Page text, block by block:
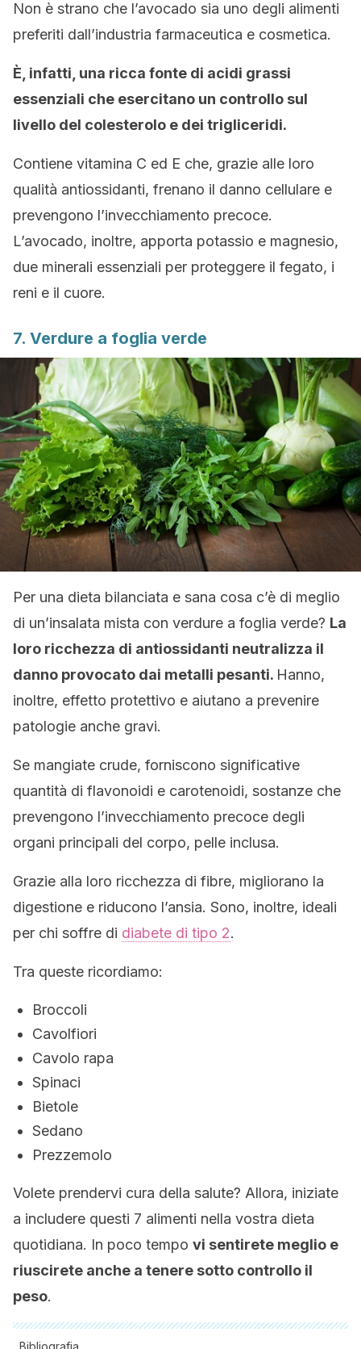
Non è strano che l’avocado sia uno degli alimenti
preferiti dall’industria farmaceutica e cosmetica.
È, infatti, una ricca fonte di acidi grassi
essenziali che esercitano un controllo sul
livello del colesterolo e dei trigliceridi.
Contiene vitamina C ed E che, grazie alle loro
qualità antiossidanti, frenano il danno cellulare e
prevengono l’invecchiamento precoce.
L’avocado, inoltre, apporta potassio e magnesio,
due minerali essenziali per proteggere il fegato, i
reni e il cuore.
7. Verdure a foglia verde
Per una dieta bilanciata e sana cosa c’è di meglio
di un’insalata mista con verdure a foglia verde? La
loro ricchezza di antiossidanti neutralizza il
danno provocato dai metalli pesanti. Hanno,
inoltre, effetto protettivo e aiutano a prevenire
patologie anche gravi.
Se mangiate crude, forniscono significative
quantità di flavonoidi e carotenoidi, sostanze che
prevengono l’invecchiamento precoce degli
organi principali del corpo, pelle inclusa.
Grazie alla loro ricchezza di fibre, migliorano la
digestione e riducono l’ansia. Sono, inoltre, ideali
per chi soffre di diabete di tipo 2.
Tra queste ricordiamo:
Broccoli
Cavolfiori
Cavolo rapa
Spinaci
Bietole
Sedano
Prezzemolo
Volete prendervi cura della salute? Allora, iniziate
a includere questi 7 alimenti nella vostra dieta
quotidiana. In poco tempo vi sentirete meglio e
riuscirete anche a tenere sotto controllo il
peso.
Bibliografia